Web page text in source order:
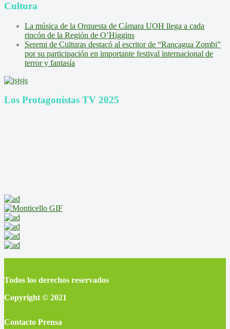
Cultura
La música de la Orquesta de Cámara UOH llega a cada
rincón de la Región de O’Higgins
Seremi de Culturas destacó al escritor de “Rancagua Zombi”
por su participación en importante festival internacional de
terror y fantasía
Los Protagonistas TV 2025
Todos los derechos reservados
Copyright © 2021
Contacto Prensa